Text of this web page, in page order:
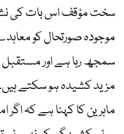
سخت مؤقف اس بات کی
موجودہ صورتحال کو
سمجھ رہا ہے اور
مزید کشیدہ ہو سکتے
ماہرین کا کہنا ہے کہ اگر